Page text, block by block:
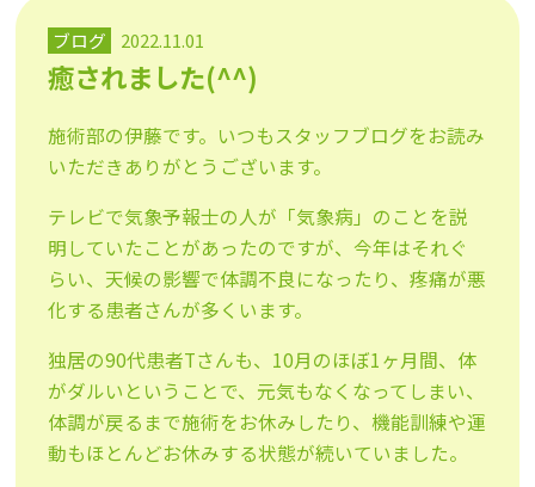
ブログ 2022.11.01
癒されました(^^)
施術部の伊藤です。いつもスタッフブログをお読み
いただきありがとうございます。
テレビで気象予報士の人が「気象病」のことを説
明していたことがあったのですが、今年はそれぐ
らい、天候の影響で体調不良になったり、疼痛が悪
化する患者さんが多くいます。
独居の90代患者Tさんも、10月のほぼ1ヶ月間、体
がダルいということで、元気もなくなってしまい、
体調が戻るまで施術をお休みしたり、機能訓練や運
動もほとんどお休みする状態が続いていました。